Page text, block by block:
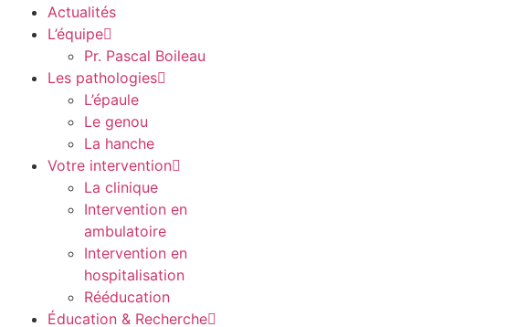
Actualités
L’équipe
Pr. Pascal Boileau
Les pathologies
L’épaule
Le genou
La hanche
Votre intervention
La clinique
Intervention en
ambulatoire
Intervention en
hospitalisation
Rééducation
Éducation & Recherche